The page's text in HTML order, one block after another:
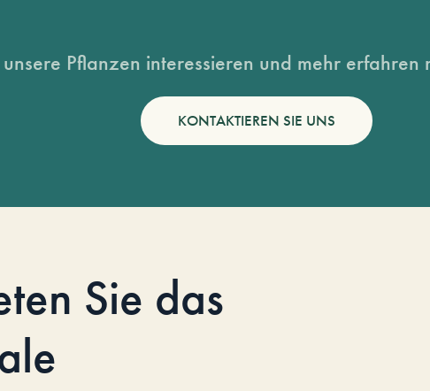
Pflanzen interessieren und mehr
KONTAKTIEREN SIE UNS
Sie das